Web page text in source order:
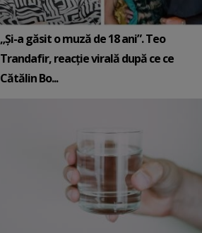
„Și-a găsit o muză de 18 ani”. Teo
Trandafir, reacție virală după ce ce
Cătălin Bo...